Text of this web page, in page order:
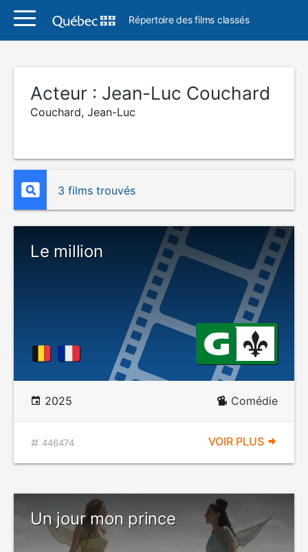
Répertoire des films classés
Acteur : Jean-Luc Couchard
Couchard, Jean-Luc
3 films trouvés
Le million
2025 Comédie
446474 VOIR PLUS
Un jour mon prince